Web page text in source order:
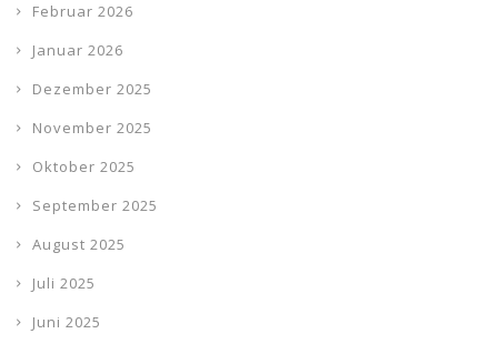
Februar 2026
Januar 2026
Dezember 2025
November 2025
Oktober 2025
September 2025
August 2025
Juli 2025
Juni 2025